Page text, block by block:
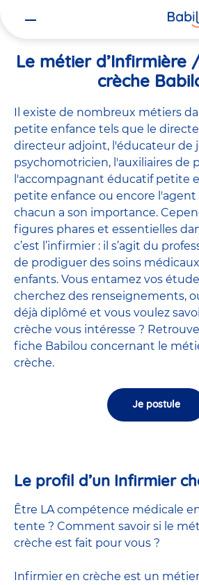
Le métier d’Infirmière
crèche
Il existe de nombreux métiers
petite enfance tels que le
directeur adjoint, l'éducateur de
psychomotricien, l'auxiliaires de
l'accompagnant éducatif petite
petite enfance ou encore
chacun a son importance.
figures phares et essentielles
c’est l’infirmier : il s’agit du
de prodiguer des soins
enfants. Vous entamez vos
cherchez des renseignements,
déjà diplômé et vous voulez
crèche vous intéresse ?
fiche Babilou concernant le
crèche.
Je postule
Le profil d’un Infirmier
Être LA compétence médicale
tente ? Comment savoir si le
crèche est fait pour vous ?
Infirmier en crèche est un